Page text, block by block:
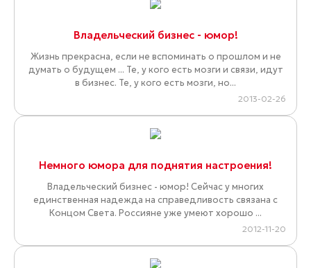
Владельческий бизнес - юмор!
Жизнь прекрасна, если не вспоминать о прошлом и не
думать о будущем ... Те, у кого есть мозги и связи, идут
в бизнес. Те, у кого есть мозги, но...
2013-02-26
Немного юмора для поднятия настроения!
Владельческий бизнес - юмор! Сейчас у многих
единственная надежда на справедливость связана с
Концом Света. Россияне уже умеют хорошо ...
2012-11-20